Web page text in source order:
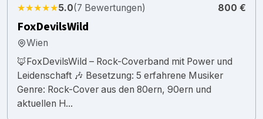
★★★★★5.0(7 Bewertungen) 800 €
FoxDevilsWild
Wien
🦊FoxDevilsWild – Rock-Coverband mit Power und
Leidenschaft 🎶 Besetzung: 5 erfahrene Musiker
Genre: Rock-Cover aus den 80ern, 90ern und
aktuellen H...